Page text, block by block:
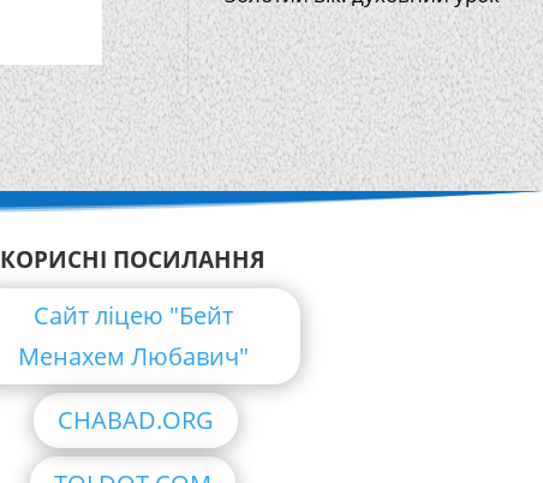
КОРИСНІ ПОСИЛАННЯ
Сайт ліцею "Бейт
Менахем Любавич"
CHABAD.ORG